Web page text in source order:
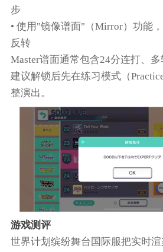
步
• 使用"镜像谱面"（Mirror）功能
反转
Master谱面通常包含24分连打、多
建议解锁后先在练习模式（
整演出。
游戏测评
世界计划缤纷舞台国际服把实时